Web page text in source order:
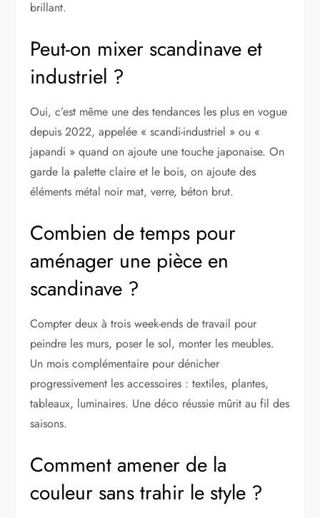
brillant.
Peut-on mixer scandinave et
industriel ?
Oui, c’est même une des tendances les plus en vogue
depuis 2022, appelée « scandi-industriel » ou «
japandi » quand on ajoute une touche japonaise. On
garde la palette claire et le bois, on ajoute des
éléments métal noir mat, verre, béton brut.
Combien de temps pour
aménager une pièce en
scandinave ?
Compter deux à trois week-ends de travail pour
peindre les murs, poser le sol, monter les meubles.
Un mois complémentaire pour dénicher
progressivement les accessoires : textiles, plantes,
tableaux, luminaires. Une déco réussie mûrit au fil des
saisons.
Comment amener de la
couleur sans trahir le style ?